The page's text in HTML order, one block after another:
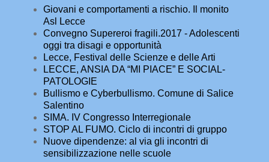
Giovani e comportamenti a rischio. Il monito
Asl Lecce
Convegno Supereroi fragili.2017 - Adolescenti
oggi tra disagi e opportunità
Lecce, Festival delle Scienze e delle Arti
LECCE, ANSIA DA “MI PIACE” E SOCIAL-
PATOLOGIE
Bullismo e Cyberbullismo. Comune di Salice
Salentino
SIMA. IV Congresso Interregionale
STOP AL FUMO. Ciclo di incontri di gruppo
Nuove dipendenze: al via gli incontri di
sensibilizzazione nelle scuole